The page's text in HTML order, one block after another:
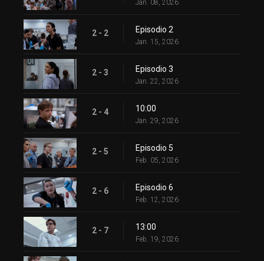
Jan. 08, 2026
2 - 2 Episodio 2
Jan. 15, 2026
2 - 3 Episodio 3
Jan. 22, 2026
2 - 4 10:00
Jan. 29, 2026
2 - 5 Episodio 5
Feb. 05, 2026
2 - 6 Episodio 6
Feb. 12, 2026
2 - 7 13:00
Feb. 19, 2026